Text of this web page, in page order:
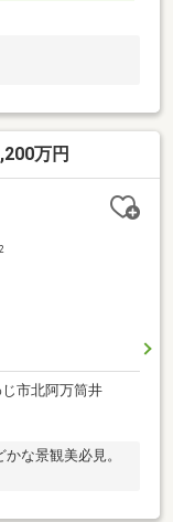
万円
2
市北阿万筒井
な景観美必見。